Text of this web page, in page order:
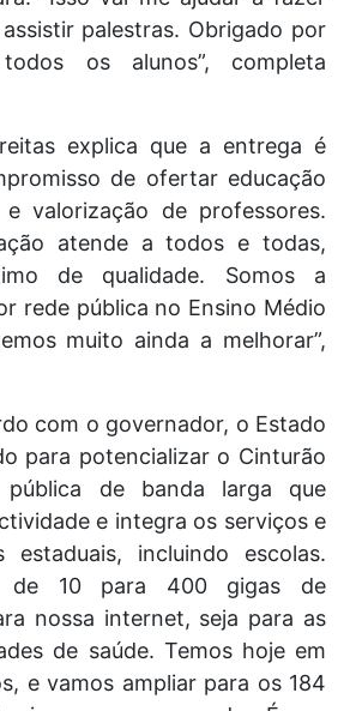
palestras. Obrigado por
os alunos”, completa
explica que a entrega é
de ofertar educação
e valorização de professores.
atende a todos e todas,
de qualidade. Somos a
rede pública no Ensino Médio
muito ainda a melhorar”,
com o governador, o Estado
para potencializar o Cinturão
pública de banda larga que
e integra os serviços e
estaduais, incluindo escolas.
de 10 para 400 gigas de
nossa internet, seja para as
de saúde. Temos hoje em
e vamos ampliar para os 184